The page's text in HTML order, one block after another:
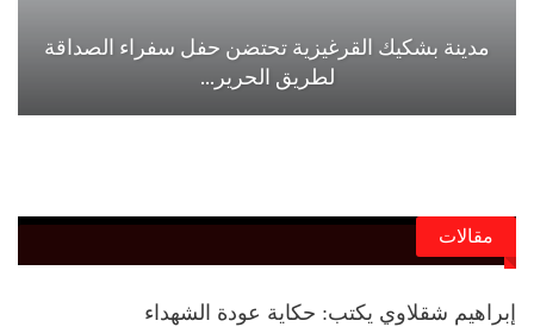
مدينة بشكيك القرغيزية تحتضن حفل سفراء الصداقة
لطريق الحرير…
مقالات
إبراهيم شقلاوي يكتب: حكاية عودة الشهداء